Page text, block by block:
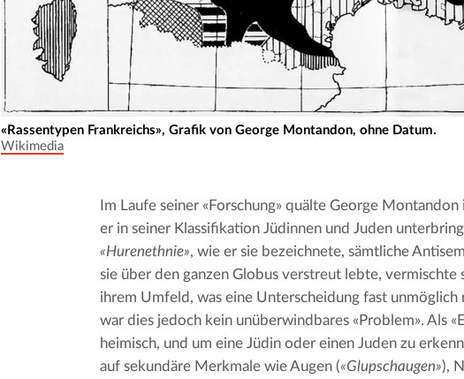
«Rassentypen Frankreichs», Grafik von George Montandon, ohne Datum.
Wikimedia
Im Laufe seiner «Forschung» quälte George
«Hurenethnie», wie er sie bezeichnete, sämtliche
sie über den ganzen Globus verstreut lebte,
ihrem Umfeld, was eine Unterscheidung fast
war dies jedoch kein unüberwindbares «Problem». Als
heimisch, und um eine Jüdin oder einen Juden zu
auf sekundäre Merkmale wie Augen («Glupschaugen»),